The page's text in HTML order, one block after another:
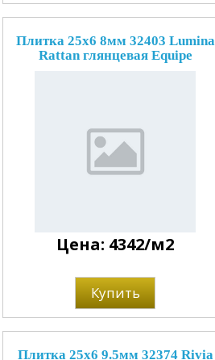
Плитка 25x6 8мм 32403 Lumina
Rattan глянцевая Equipe
Цена: 4342/м2
Купить
Плитка 25x6 9.5мм 32374 Rivia